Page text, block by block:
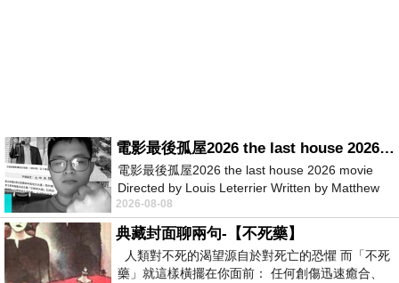
電影最後孤屋2026 the last house 2026 movie
電影最後孤屋2026 the last house 2026 movie
Directed by Louis Leterrier Written by Matthew
Robinson Starring Greta Lee Wa
2026-08-08
典藏封面聊兩句-【不死藥】
人類對不死的渴望源自於對死亡的恐懼 而「不死
藥」就這樣橫擺在你面前： 任何創傷迅速癒合、